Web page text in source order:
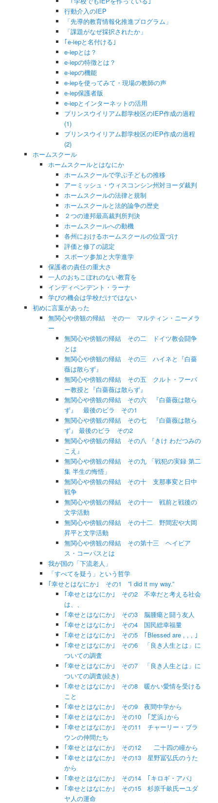
行動介入のIEP
「先導的教育情報化推進プログラム」
「課題がなぜ採択されたか」
｢e-iepと名付ける｣
e-iepとは？
e-iepの特徴とは？
e-iepの機能
e-iepを使ってみて・現場の教師の声
e-iep保護者版
e-iepとインターネットの活用
プリンスウイリアム郡学校区のIEP作成の過程
(1)
プリンスウイリアム郡学校区のIEP作成の過程
(2)
ホームスクール
ホームスクールとはなにか
ホームスクールで学ぶ子どもの推移
アーミッシュ・ウィスコンシン州対ヨーダ裁判
ホームスクールの法律と規制
ホームスクールと法的論争の歴史
２つの連邦最高裁判所判決
ホームスクールへの動機
各州におけるホームスクールの位置づけ
評価と修了の認定
スポーツ参加と大学進学
保護者の責任の重大さ
一人のおちこぼれのない教育を
インディペンデント・ラーナ
学びの機会は学校だけではない
初めに言葉があった
無関心や傍観の帰結 その一 マルティン・ニーメラ
ー
無関心や傍観の帰結 その二 ドイツ教会闘争
とは
無関心や傍観の帰結 その三 ハイネと『白薔
薇は散らず』
無関心や傍観の帰結 その五 クルト・フーバ
ー教授と『白薔薇は散らず』
無関心や傍観の帰結 その六 『白薔薇は散ら
ず』 最後のビラ その1
無関心や傍観の帰結 その七 『白薔薇は散ら
ず』 最後のビラ その2
無関心や傍観の帰結 その八 『きけ わだつみの
こえ』
無関心や傍観の帰結 その九 「戦犯の実録 第二
集 半生の悔悟」
無関心や傍観の帰結 その十 支那事変と日中
戦争
無関心や傍観の帰結 その十一 戦前と戦後の
文学活動
無関心や傍観の帰結 その十二 野間宏や大岡
昇平と文学活動
無関心や傍観の帰結 その第十三 ヘイビア
ス・コーパスとは
我が国の「下流老人」
「すべてを疑う」という哲学
｢幸せとはなにか｣ その1 ”I did it my way.”
｢幸せとはなにか｣ その2 不幸だと考える社会
は、、
｢幸せとはなにか｣ その3 脳腫瘍と闘う友人
｢幸せとはなにか｣ その4 国民総幸福量
｢幸せとはなにか｣ その5 ｢Blessed are , , , ｣
｢幸せとはなにか｣ その6 「良き人生とは」に
ついての調査
｢幸せとはなにか｣ その7 「良き人生とは」に
ついての調査(続き)
｢幸せとはなにか｣ その8 暖かい愛情を受ける
こと
｢幸せとはなにか｣ その9 夜間中学から
｢幸せとはなにか｣ その10 ｢芝浜｣から
｢幸せとはなにか｣ その11 チャーリー・ブラ
ウンの仲間たち
｢幸せとはなにか｣ その12 二十四の瞳から
｢幸せとはなにか｣ その13 星野冨弘氏のうた
から
｢幸せとはなにか｣ その14 ｢キロギ・アパ｣
｢幸せとはなにか｣ その15 杉原千畝氏ーユダ
ヤ人の運命